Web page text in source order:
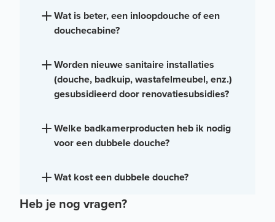
Wat is beter, een inloopdouche of een
douchecabine?
Worden nieuwe sanitaire installaties
(douche, badkuip, wastafelmeubel, enz.)
gesubsidieerd door renovatiesubsidies?
Welke badkamerproducten heb ik nodig
voor een dubbele douche?
Wat kost een dubbele douche?
Heb je nog vragen?